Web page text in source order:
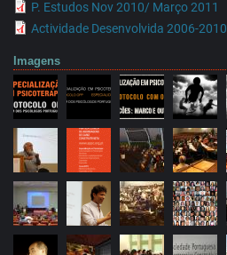
P. Estudos Nov 2010/ Março 2011
Actividade Desenvolvida 2006-2010
Imagens